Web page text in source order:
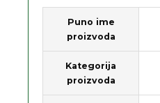
Puno ime
proizvoda
Kategorija
proizvoda